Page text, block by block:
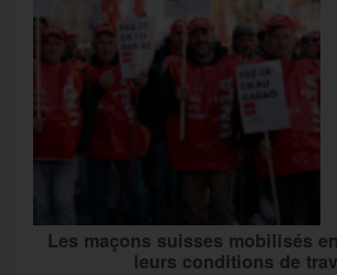
Les maçons suisses mobilisés
leurs conditions de